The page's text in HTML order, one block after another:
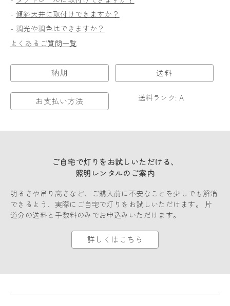
- 傾斜天井に取付けできますか？
- 調光や調色はできますか？
よくあるご質問一覧
納期 送料
お支払い方法 送料ランク: A
ご自宅で灯りをお試しいただける、
照明レンタルのご案内
明るさや吊り高さなど、ご購入前に不安なことを少しでも解消
できるよう、実際にご自宅で灯りをお試しいただけます。 片
道分の送料と手数料のみでお申込みいただけます。
詳しくはこちら